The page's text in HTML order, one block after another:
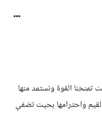
القوة ونستمد منها
واحترامها بحيث تضفي